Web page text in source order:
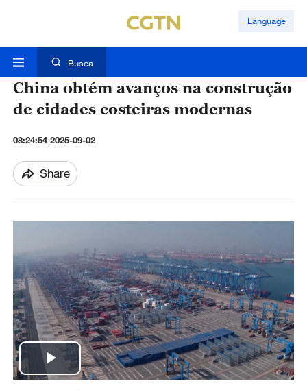
Language
Busca
China obtém avanços na construção
de cidades costeiras modernas
08:24:54 2025-09-02
Share
P